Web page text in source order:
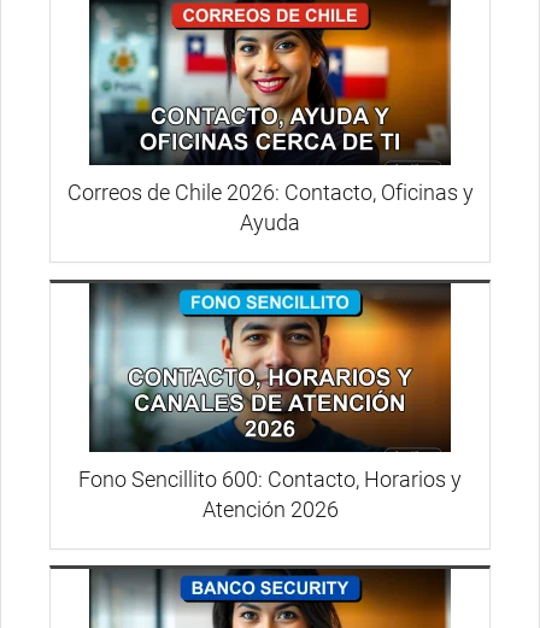
Correos de Chile 2026: Contacto, Oficinas y
Ayuda
Fono Sencillito 600: Contacto, Horarios y
Atención 2026